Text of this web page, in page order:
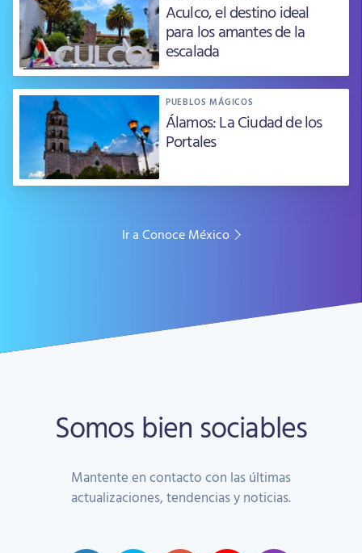
Aculco, el destino ideal
para los amantes de la
escalada
PUEBLOS MÁGICOS
Álamos: La Ciudad de los
Portales
Ir a Conoce México
Somos bien sociables
Mantente en contacto con las últimas
actualizaciones, tendencias y noticias.